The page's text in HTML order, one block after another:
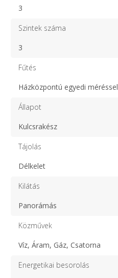
3
Szintek száma
3
Fűtés
Házközpontú egyedi méréssel
Állapot
Kulcsrakész
Tájolás
Délkelet
Kilátás
Panorámás
Közművek
Víz, Áram, Gáz, Csatorna
Energetikai besorolás